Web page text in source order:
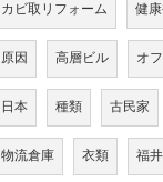
カビ取リフォーム 健
原因 高層ビル オ
日本 種類 古民家
物流倉庫 衣類 福